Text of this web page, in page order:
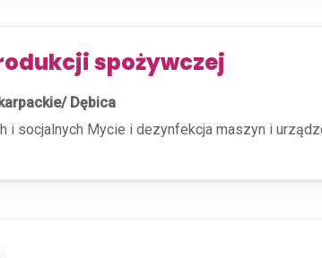
spożywczej
Dębica
socjalnych Mycie i dezynfekcja maszyn i